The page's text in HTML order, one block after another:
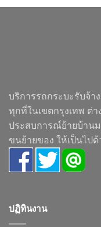
บริการรถกระบะรับจ้า
ทุกที่ในเขตกรุงเทพ ต่
ประสบการณ์ย้ายบ้าน
ขนย้ายของ ให้เป็นไป
ปฏิทินงาน